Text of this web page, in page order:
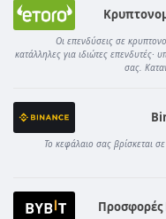
Οι επενδύσεις σε
κατάλληλες για ιδιώτες
σας.
Το κεφάλαιο σας βρίσκεται
Προσφορές